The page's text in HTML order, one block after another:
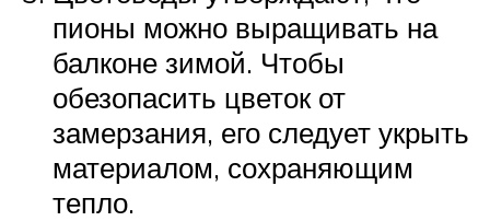
пионы можно выращивать на
балконе зимой. Чтобы
обезопасить цветок от
замерзания, его следует укрыть
материалом, сохраняющим
тепло.